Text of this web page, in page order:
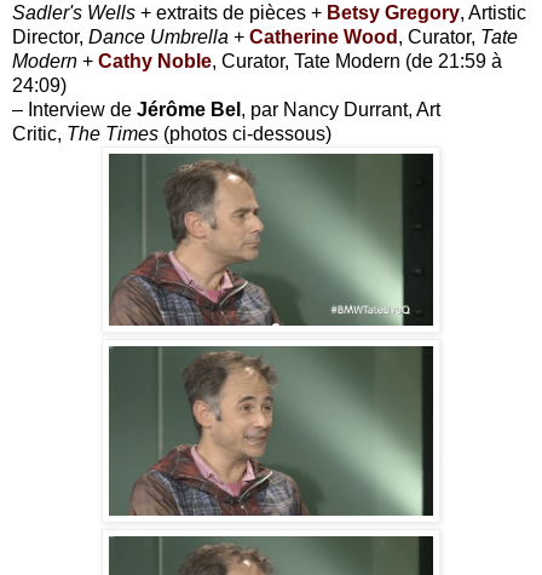
Sadler's Wells + extraits de pièces + Betsy Gregory, Artistic
Director, Dance Umbrella + Catherine Wood , Curator, Tate
Modern + Cathy Noble, Curator, Tate Modern (de 21:59 à
24:09)
– Interview de Jérôme Bel , par Nancy Durrant, Art
Critic, The Times (photos ci-dessous)